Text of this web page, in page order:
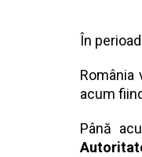
În
România
acum
Până